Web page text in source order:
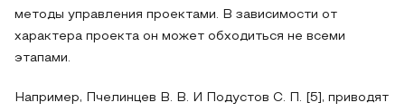
методы управления проектами. В зависимости от
характера проекта он может обходиться не всеми
этапами.
Например, Пчелинцев В. В. И Подустов С. П. [5], приводят